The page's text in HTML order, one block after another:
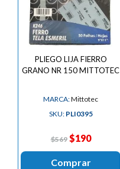
PLIEGO LIJA FIERRO
GRANO NR 150 MITTOTEC
MARCA:Mittotec
SKU: PLI0395
$569 $190
Comprar